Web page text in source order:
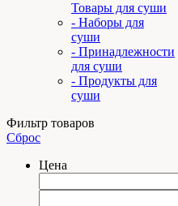
Товары для суши
- Наборы для
суши
- Принадлежности
для суши
- Продукты для
суши
Фильтр товаров
Сброс
Цена